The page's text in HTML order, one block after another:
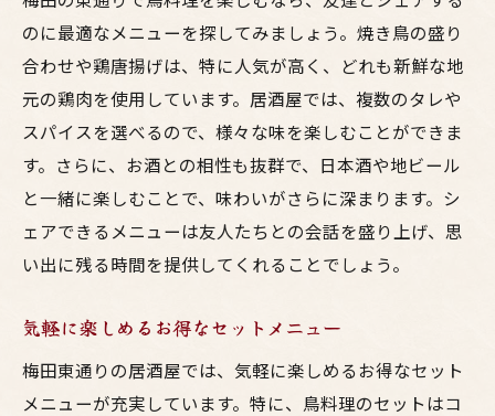
のに最適なメニューを探してみましょう。焼き鳥の盛り
合わせや鶏唐揚げは、特に人気が高く、どれも新鮮な地
元の鶏肉を使用しています。居酒屋では、複数のタレや
スパイスを選べるので、様々な味を楽しむことができま
す。さらに、お酒との相性も抜群で、日本酒や地ビール
と一緒に楽しむことで、味わいがさらに深まります。シ
ェアできるメニューは友人たちとの会話を盛り上げ、思
い出に残る時間を提供してくれることでしょう。
気軽に楽しめるお得なセットメニュー
梅田東通りの居酒屋では、気軽に楽しめるお得なセット
メニューが充実しています。特に、鳥料理のセットはコ